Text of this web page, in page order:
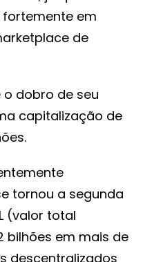
fortemente em
de
o dobro de seu
capitalização de
tornou a segunda
(valor total
bilhões em mais de
descentralizados